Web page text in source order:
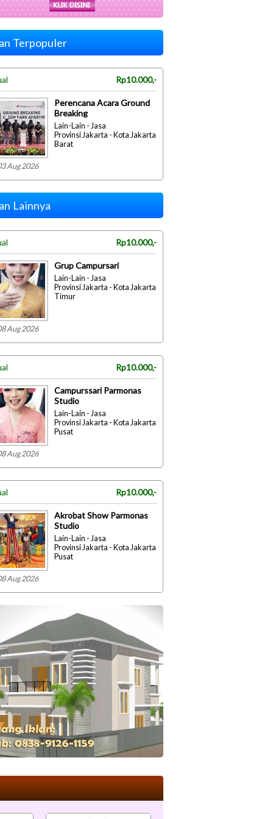
Terpopuler
Rp10.000,-
Aug 2026
Perencana Acara Ground
Breaking
Lain-Lain - Jasa
Provinsi Jakarta - Kota Jakarta
Barat
Lainnya
Rp10.000,-
Aug 2026
Grup Campursari
Lain-Lain - Jasa
Provinsi Jakarta - Kota Jakarta
Timur
Rp10.000,-
Aug 2026
Campurssari Parmonas
Studio
Lain-Lain - Jasa
Provinsi Jakarta - Kota Jakarta
Pusat
Rp10.000,-
Aug 2026
Akrobat Show Parmonas
Studio
Lain-Lain - Jasa
Provinsi Jakarta - Kota Jakarta
Pusat